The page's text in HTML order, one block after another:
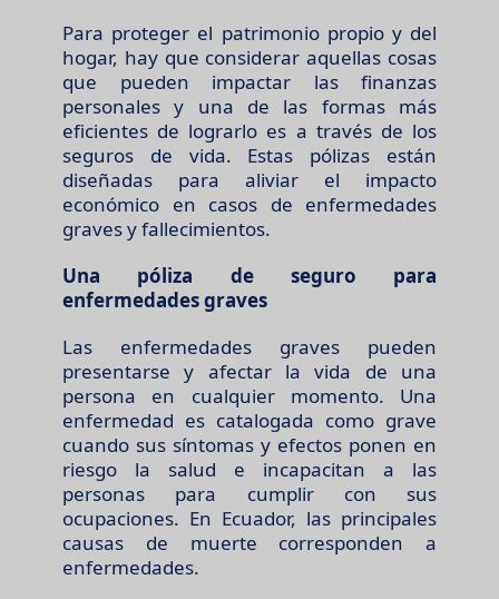
Para proteger el patrimonio propio y del
hogar, hay que considerar aquellas cosas
que pueden impactar las finanzas
personales y una de las formas más
eficientes de lograrlo es a través de los
seguros de vida. Estas pólizas están
diseñadas para aliviar el impacto
económico en casos de enfermedades
graves y fallecimientos.
Una póliza de seguro para
enfermedades graves
Las enfermedades graves pueden
presentarse y afectar la vida de una
persona en cualquier momento. Una
enfermedad es catalogada como grave
cuando sus síntomas y efectos ponen en
riesgo la salud e incapacitan a las
personas para cumplir con sus
ocupaciones. En Ecuador, las principales
causas de muerte corresponden a
enfermedades.